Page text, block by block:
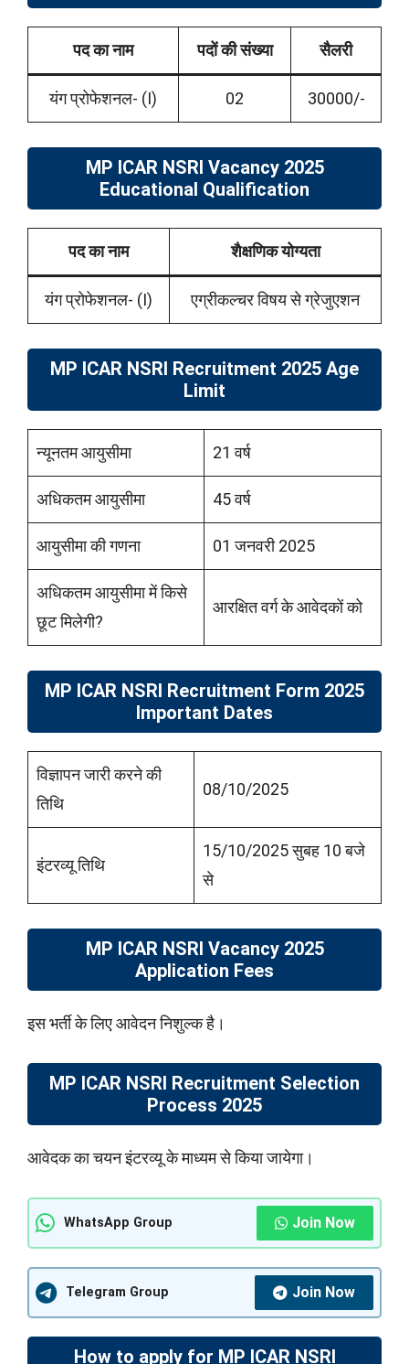
पद का नाम पदों की संख्या सैलरी
यंग प्रोफेशनल- (I) 02 30000/-
MP ICAR NSRI Vacancy 2025
Educational Qualification
पद का नाम शैक्षणिक योग्यता
यंग प्रोफेशनल- (I) एग्रीकल्चर विषय से ग्रेजुएशन
MP ICAR NSRI Recruitment 2025 Age
Limit
न्यूनतम आयुसीमा 21 वर्ष
अधिकतम आयुसीमा 45 वर्ष
आयुसीमा की गणना 01 जनवरी 2025
अधिकतम आयुसीमा में किसे
छूट मिलेगी?
आरक्षित वर्ग के आवेदकों को
MP ICAR NSRI Recruitment Form 2025
Important Dates
विज्ञापन जारी करने की
तिथि
08/10/2025
इंटरव्यू तिथि
15/10/2025 सुबह 10 बजे
से
MP ICAR NSRI Vacancy 2025
Application Fees
इस भर्ती के लिए आवेदन निशुल्क है।
MP ICAR NSRI Recruitment Selection
Process 2025
आवेदक का चयन इंटरव्यू के माध्यम से किया जायेगा।
WhatsApp Group Join Now
Telegram Group Join Now
How to apply for MP ICAR NSRI